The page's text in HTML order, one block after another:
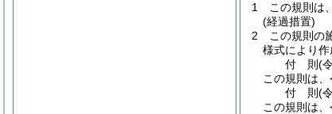
1
この規則は
(経過措置)
2
この規則の
様式により作
付 則(
この規則は
付 則(
この規則は